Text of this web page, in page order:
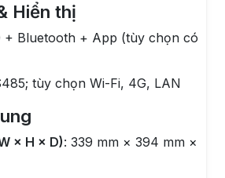
Hiển thị
+ Bluetooth + App (tùy chọn có
tùy chọn Wi-Fi, 4G, LAN
× H × D): 339 mm × 394 mm ×